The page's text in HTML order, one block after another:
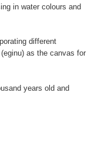
in water colours and
different
as the canvas for
years old and